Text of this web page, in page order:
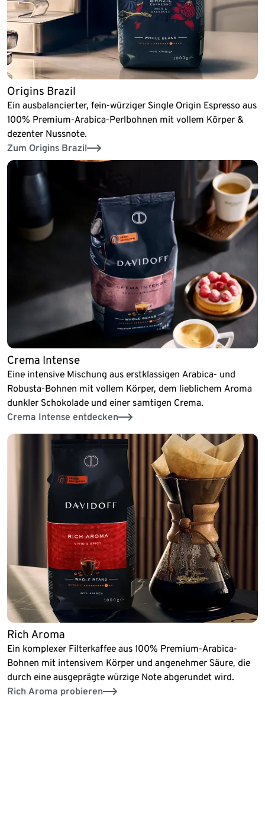
Origins Brazil
Ein ausbalancierter, fein-würziger Single Origin Espresso aus
100% Premium-Arabica-Perlbohnen mit vollem Körper &
dezenter Nussnote.
Zum Origins Brazil
Crema Intense
Eine intensive Mischung aus erstklassigen Arabica- und
Robusta-Bohnen mit vollem Körper, dem lieblichem Aroma
dunkler Schokolade und einer samtigen Crema.
Crema Intense entdecken
Rich Aroma
Ein komplexer Filterkaffee aus 100% Premium-Arabica-
Bohnen mit intensivem Körper und angenehmer Säure, die
durch eine ausgeprägte würzige Note abgerundet wird.
Rich Aroma probieren